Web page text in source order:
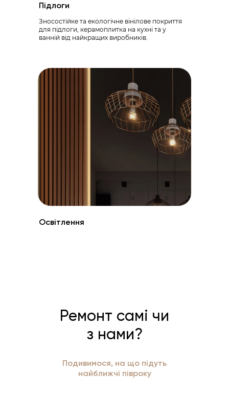
Підлоги
Зносостійке та екологічне вінілове покриття
для підлоги, керамоплитка на кухні та у
ванній від найкращих виробників.
Освітлення
Ремонт самі чи
з нами?
Подивимося, на що підуть
найближчі півроку